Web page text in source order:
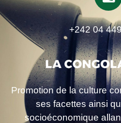
+242 04
Promotion de la culture
ses facettes ainsi
socioéconomique